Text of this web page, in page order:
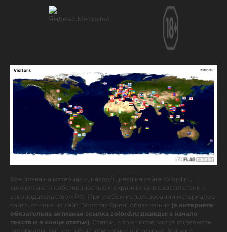
Все права на материалы, находящиеся на сайте zolord.ru,
являются его собственностью и охраняются в соответствии с
законодательством РФ. При любом использовании материалов
сайта, ссылка на сайт "Золотая Орда" обязательна (в интернете
обязательна активная ссылка zolord.ru дважды: в начале
текста и в конце статьи). Статьи, в том числе, могут содержать